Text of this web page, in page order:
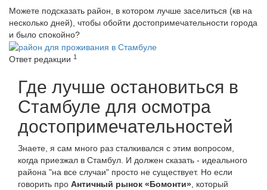
Можете подсказать район, в котором лучше заселиться (кв на
несколько дней), чтобы обойти достопримечательности города
и было спокойно?
Ответ редакции 1
Где лучше остановиться в
Стамбуле для осмотра
достопримечательностей
Знаете, я сам много раз сталкивался с этим вопросом,
когда приезжал в Стамбул. И должен сказать - идеального
района "на все случаи" просто не существует. Но если
говорить про Античный рынок «Бомонти», который